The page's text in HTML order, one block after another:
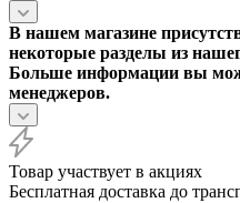
В нашем магазине
некоторые разделы из
Больше информации вы
менеджеров.
Товар участвует в акциях
Бесплатная доставка до